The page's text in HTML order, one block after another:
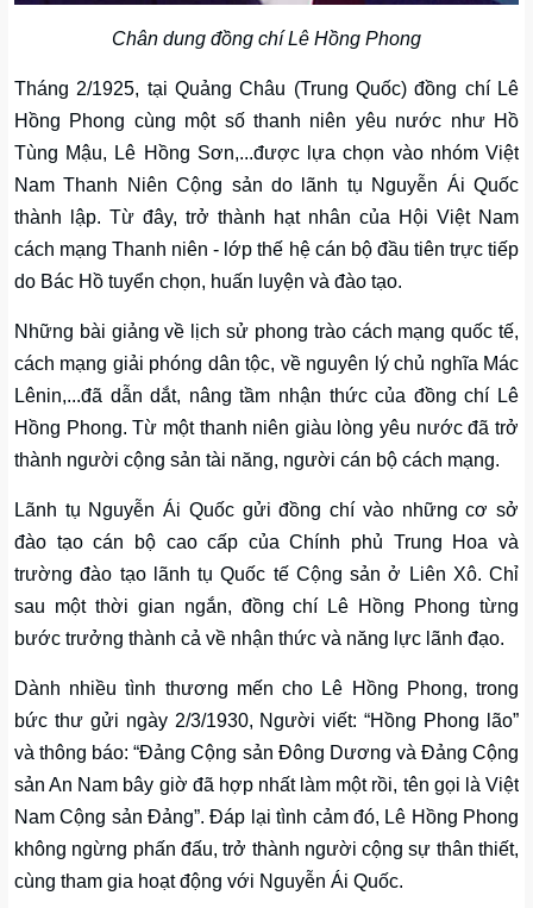
Chân dung đồng chí Lê Hồng Phong
Tháng 2/1925, tại Quảng Châu (Trung Quốc) đồng chí Lê
Hồng Phong cùng một số thanh niên yêu nước như Hồ
Tùng Mậu, Lê Hồng Sơn,...được lựa chọn vào nhóm Việt
Nam Thanh Niên Cộng sản do lãnh tụ Nguyễn Ái Quốc
thành lập. Từ đây, trở thành hạt nhân của Hội Việt Nam
cách mạng Thanh niên - lớp thế hệ cán bộ đầu tiên trực tiếp
do Bác Hồ tuyển chọn, huấn luyện và đào tạo.
Những bài giảng về lịch sử phong trào cách mạng quốc tế,
cách mạng giải phóng dân tộc, về nguyên lý chủ nghĩa Mác
Lênin,...đã dẫn dắt, nâng tầm nhận thức của đồng chí Lê
Hồng Phong. Từ một thanh niên giàu lòng yêu nước đã trở
thành người cộng sản tài năng, người cán bộ cách mạng.
Lãnh tụ Nguyễn Ái Quốc gửi đồng chí vào những cơ sở
đào tạo cán bộ cao cấp của Chính phủ Trung Hoa và
trường đào tạo lãnh tụ Quốc tế Cộng sản ở Liên Xô. Chỉ
sau một thời gian ngắn, đồng chí Lê Hồng Phong từng
bước trưởng thành cả về nhận thức và năng lực lãnh đạo.
Dành nhiều tình thương mến cho Lê Hồng Phong, trong
bức thư gửi ngày 2/3/1930, Người viết: “Hồng Phong lão”
và thông báo: “Đảng Cộng sản Đông Dương và Đảng Cộng
sản An Nam bây giờ đã hợp nhất làm một rồi, tên gọi là Việt
Nam Cộng sản Đảng”. Đáp lại tình cảm đó, Lê Hồng Phong
không ngừng phấn đấu, trở thành người cộng sự thân thiết,
cùng tham gia hoạt động với Nguyễn Ái Quốc.